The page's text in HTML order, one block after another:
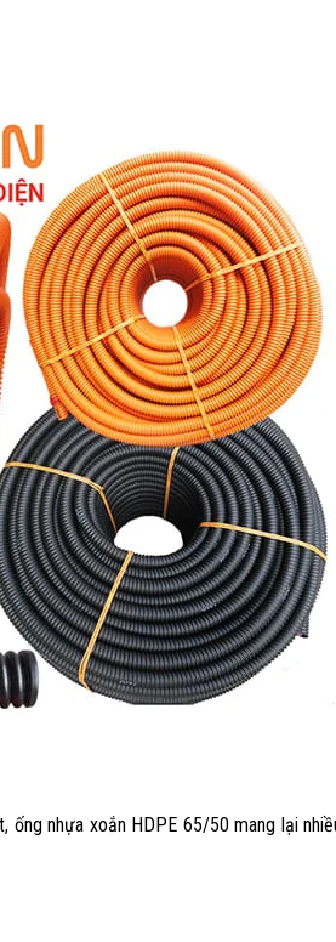
ống nhựa xoắn HDPE 65/50 mang lại